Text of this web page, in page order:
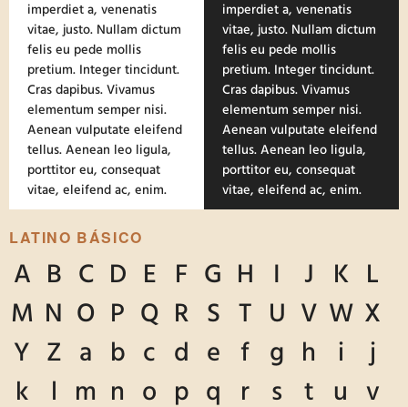
imperdiet a, venenatis
vitae, justo. Nullam dictum
felis eu pede mollis
pretium. Integer tincidunt.
Cras dapibus. Vivamus
elementum semper nisi.
Aenean vulputate eleifend
tellus. Aenean leo ligula,
porttitor eu, consequat
vitae, eleifend ac, enim.
imperdiet a, venenatis
vitae, justo. Nullam dictum
felis eu pede mollis
pretium. Integer tincidunt.
Cras dapibus. Vivamus
elementum semper nisi.
Aenean vulputate eleifend
tellus. Aenean leo ligula,
porttitor eu, consequat
vitae, eleifend ac, enim.
LATINO BÁSICO
A B C D E F G H J K
L
M
N O P Q R S T U V W X
Y
Z a b c d e f g h i
j
k
m n o p q r s t u
v